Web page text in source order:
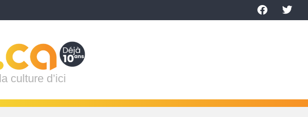
culture d’ici